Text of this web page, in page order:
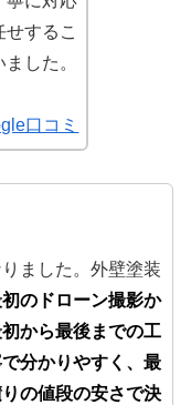
するこ
した。
口コミ
ました。外壁塗装
のドローン撮影か
から最後までの工
分かりやすく、最
の値段の安さで決